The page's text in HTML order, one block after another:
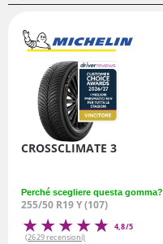
CROSSCLIMATE 3
Perché scegliere questa gomma?
255/50 R19 Y (107)
4,8/5
(2629 recensioni)